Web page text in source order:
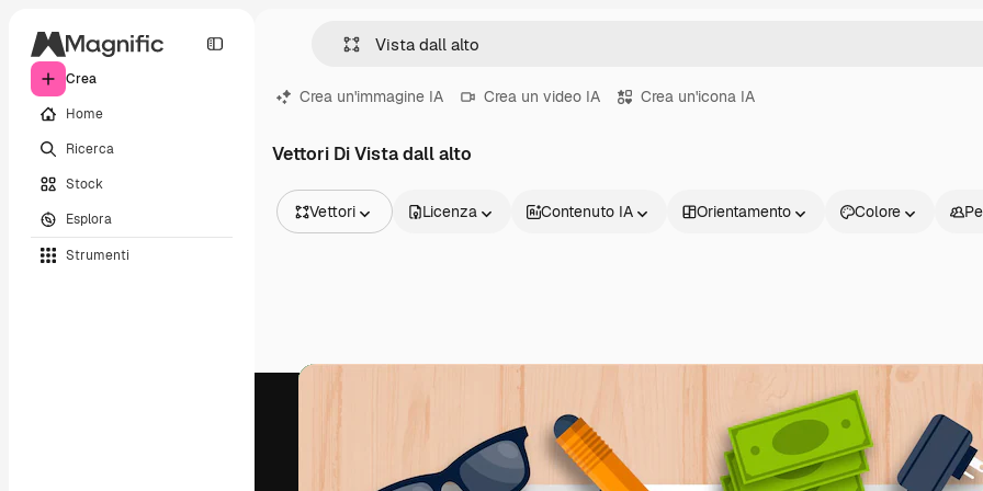
Crea
Home
Ricerca
Stock
Esplora
Strumenti
Crea un'immagine IA Crea un video IA Crea un'icona IA
Vettori Di Vista dall alto
Vettori
Video
Motion graphic
Licenza Contenuto IA Orientamento Colore
Prodotti Inizia